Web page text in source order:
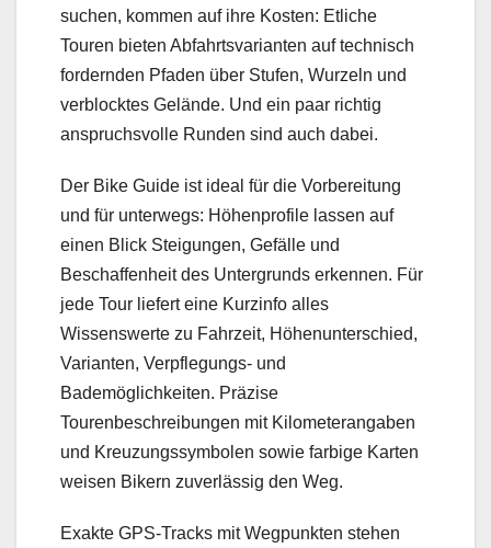
suchen, kommen auf ihre Kosten: Etliche
Touren bieten Abfahrtsvarianten auf technisch
fordernden Pfaden über Stufen, Wurzeln und
verblocktes Gelände. Und ein paar richtig
anspruchsvolle Runden sind auch dabei.
Der Bike Guide ist ideal für die Vorbereitung
und für unterwegs: Höhenprofile lassen auf
einen Blick Steigungen, Gefälle und
Beschaffenheit des Untergrunds erkennen. Für
jede Tour liefert eine Kurzinfo alles
Wissenswerte zu Fahrzeit, Höhenunterschied,
Varianten, Verpflegungs- und
Bademöglichkeiten. Präzise
Tourenbeschreibungen mit Kilometerangaben
und Kreuzungssymbolen sowie farbige Karten
weisen Bikern zuverlässig den Weg.
Exakte GPS-Tracks mit Wegpunkten stehen